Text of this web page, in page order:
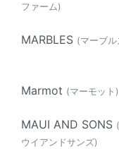
ファーム)
MARBLES (マーブル
Marmot (マーモット)
MAUI AND SONS
ウイアンドサンズ)